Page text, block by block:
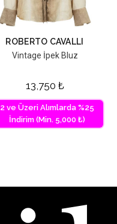
ROBERTO CAVALLI
Vintage İpek Bluz
13,750 ₺
2 ve Üzeri Alımlarda %25
İndirim (Min. 5,000 ₺)